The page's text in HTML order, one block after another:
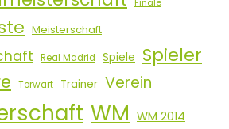
Finale
Meisterschaft
Real Madrid Spiele Spieler
Torwart Trainer Verein
WM WM 2014